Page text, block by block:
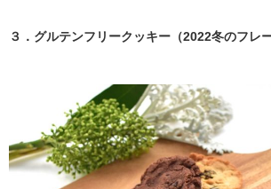
３．グルテンフリークッキー（2022冬のフレ